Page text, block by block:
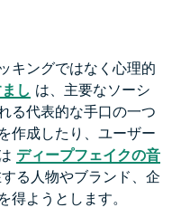
キングではなく心理的
し は、主要なソーシ
る代表的な手口の一つ
作成したり、ユーザー
ディープフェイクの音
る人物やブランド、企
得ようとします。